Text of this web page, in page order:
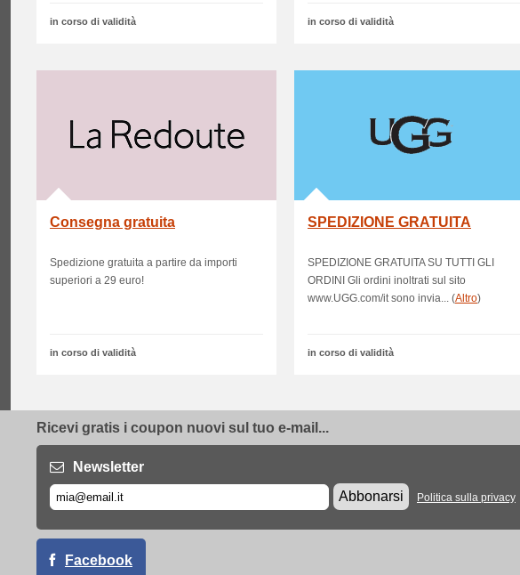
in corso di validità in corso di validità
Consegna gratuita
Spedizione gratuita a partire da importi
superiori a 29 euro!
in corso di validità
SPEDIZIONE GRATUITA
SPEDIZIONE GRATUITA SU TUTTI GLI
ORDINI Gli ordini inoltrati sul sito
www.UGG.com/it sono invia... (Altro)
in corso di validità
Ricevi gratis i coupon nuovi sul tuo e-mail...
Newsletter
Abbonarsi
Politica sulla privacy
Facebook